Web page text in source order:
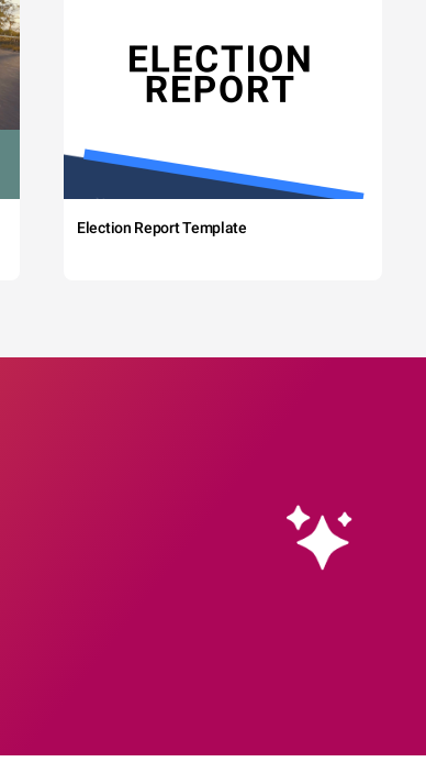
Election Report Template